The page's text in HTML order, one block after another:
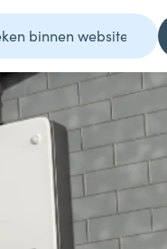
Over Samen1Nergie
Over Samen1Nergie
Artikelen